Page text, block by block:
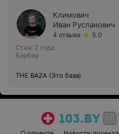
Климович
Иван Русланович
4 отзыва
5.0
Стаж 2 года
Барбер
THE BAZA (Это база)